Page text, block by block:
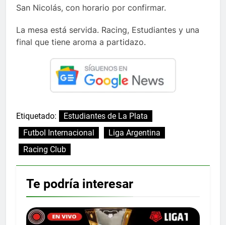
San Nicolás, con horario por confirmar.
La mesa está servida. Racing, Estudiantes y una
final que tiene aroma a partidazo.
Etiquetado:
Estudiantes de La Plata
Futbol Internacional
Liga Argentina
Racing Club
Te podría interesar